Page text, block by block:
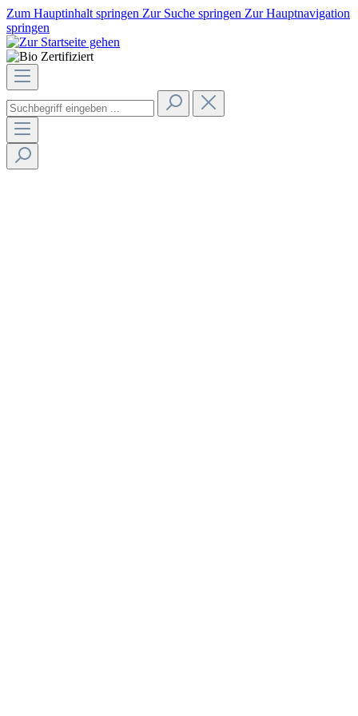
Zum Hauptinhalt springen Zur Suche springen Zur Hauptnavigation
springen